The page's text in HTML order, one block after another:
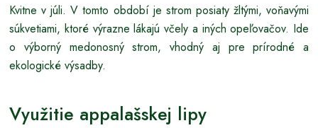
Kvitne v júli. V tomto období je strom posiaty žltými, voňavými
súkvetiami, ktoré výrazne lákajú včely a iných opeľovačov. Ide
o výborný medonosný strom, vhodný aj pre prírodné a
ekologické výsadby.
Využitie appalašskej lipy